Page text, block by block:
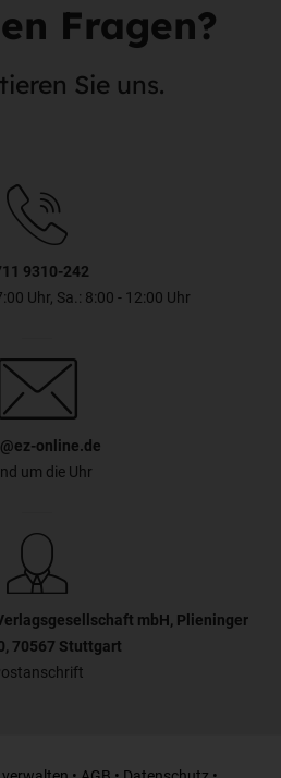
Fragen?
Sie uns.
9310-242
Uhr, Sa.: 8:00 - 12:00 Uhr
online.de
um die Uhr
mbH, Plieninger
70567 Stuttgart